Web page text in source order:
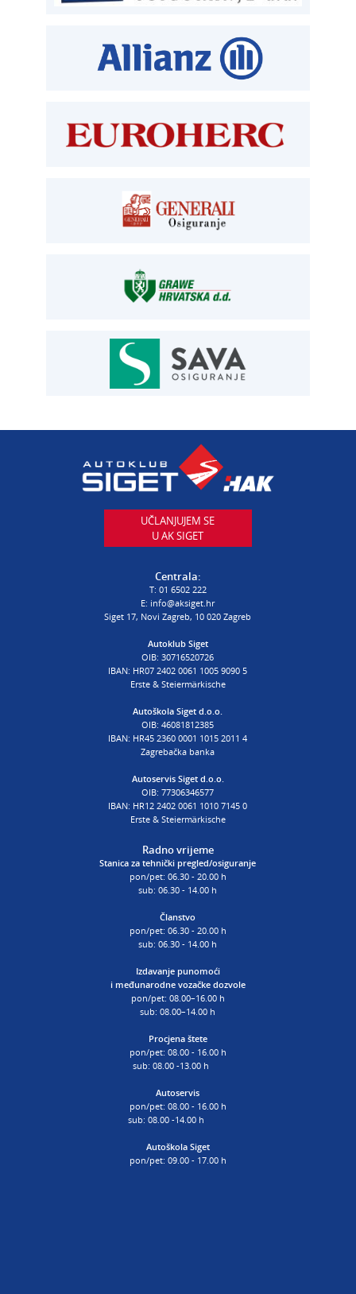
TEHNIČKI PREGLED I REGISTRACIJA
kontrolori T:01 6502 265
blagajna T:01 6502 261
homologacija@aksiget.hr
Siget – zastupanje u osiguranju
osiguranje@aksiget.hr
01 6502 230
01 6502 230
PROCJENA ŠTETE VOZILA
procjena@aksiget.hr
poslovnica Siget
UČLANJUJEM SE
U AK SIGET
Centrala:
T: 01 6502 222
E: info@aksiget.hr
Siget 17, Novi Zagreb, 10 020 Zagreb
Autoklub Siget
OIB: 30716520726
IBAN: HR07 2402 0061 1005 9090 5
Erste & Steiermärkische
Autoškola Siget d.o.o.
OIB: 46081812385
IBAN: HR45 2360 0001 1015 2011 4
Zagrebačka banka
Autoservis Siget d.o.o.
OIB: 77306346577
IBAN: HR12 2402 0061 1010 7145 0
Erste & Steiermärkische
Radno vrijeme
Stanica za tehnički pregled/osiguranje
pon/pet: 06.30 - 20.00 h
sub: 06.30 - 14.00 h
Članstvo
pon/pet: 06.30 - 20.00 h
sub: 06.30 - 14.00 h
Izdavanje punomoći
imeđunarodne vozačke dozvole
pon/pet: 08.00–16.00 h
sub: 08.00–14.00 h
Procjena štete
pon/pet: 08.00 - 16.00 h
sub: 08.00 -13.00 h
Autoservis
pon/pet: 08.00 - 16.00 h
sub: 08.00 -14.00 h
Autoškola Siget
pon/pet: 09.00 - 17.00 h